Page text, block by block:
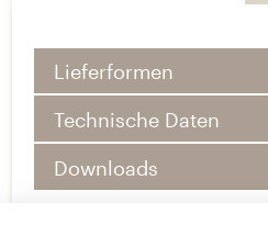
Lieferformen
Technische Daten
Downloads